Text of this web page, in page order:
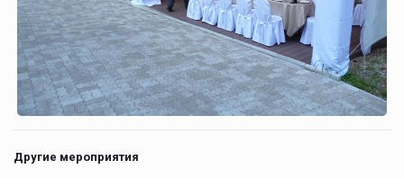
Другие мероприятия